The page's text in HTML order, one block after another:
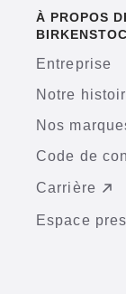
À PROPOS
Entreprise
Notre
Nos
Code de
Carrière
Espace